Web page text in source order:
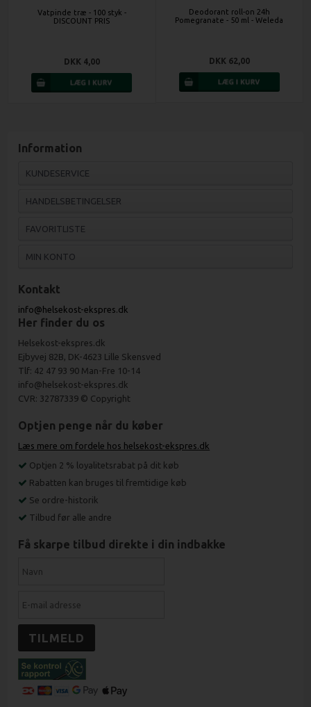
Vatpinde træ - 100 styk -
DISCOUNT PRIS
DKK 4,00
Deodorant roll-on 24h
Pomegranate - 50 ml - Weleda
DKK 62,00
Information
KUNDESERVICE
HANDELSBETINGELSER
FAVORITLISTE
MIN KONTO
Kontakt
info@helsekost-ekspres.dk
Her finder du os
Helsekost-ekspres.dk
Ejbyvej 82B, DK-4623 Lille Skensved
Tlf: 42 47 93 90 Man-Fre 10-14
info@helsekost-ekspres.dk
CVR: 32787339 © Copyright
Optjen penge når du køber
Læs mere om fordele hos helsekost-ekspres.dk
Optjen 2 % loyalitetsrabat på dit køb
Rabatten kan bruges til fremtidige køb
Se ordre-historik
Tilbud før alle andre
Få skarpe tilbud direkte i din indbakke